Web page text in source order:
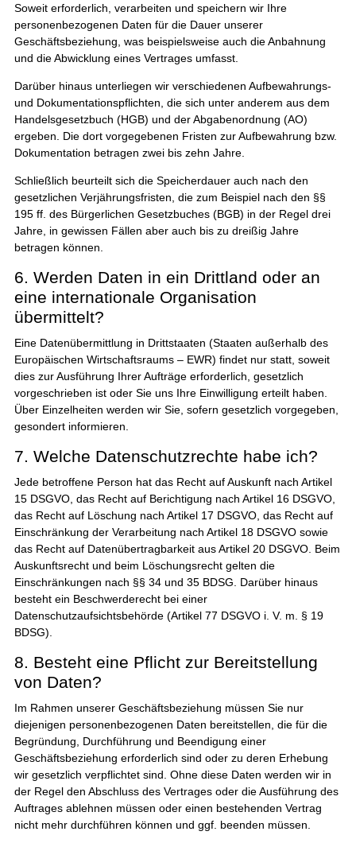
Soweit erforderlich, verarbeiten und speichern wir Ihre
personenbezogenen Daten für die Dauer unserer
Geschäftsbeziehung, was beispielsweise auch die Anbahnung
und die Abwicklung eines Vertrages umfasst.
Darüber hinaus unterliegen wir verschiedenen Aufbewahrungs-
und Dokumentationspflichten, die sich unter anderem aus dem
Handelsgesetzbuch (HGB) und der Abgabenordnung (AO)
ergeben. Die dort vorgegebenen Fristen zur Aufbewahrung bzw.
Dokumentation betragen zwei bis zehn Jahre.
Schließlich beurteilt sich die Speicherdauer auch nach den
gesetzlichen Verjährungsfristen, die zum Beispiel nach den §§
195 ff. des Bürgerlichen Gesetzbuches (BGB) in der Regel drei
Jahre, in gewissen Fällen aber auch bis zu dreißig Jahre
betragen können.
6. Werden Daten in ein Drittland oder an
eine internationale Organisation
übermittelt?
Eine Datenübermittlung in Drittstaaten (Staaten außerhalb des
Europäischen Wirtschaftsraums – EWR) findet nur statt, soweit
dies zur Ausführung Ihrer Aufträge erforderlich, gesetzlich
vorgeschrieben ist oder Sie uns Ihre Einwilligung erteilt haben.
Über Einzelheiten werden wir Sie, sofern gesetzlich vorgegeben,
gesondert informieren.
7. Welche Datenschutzrechte habe ich?
Jede betroffene Person hat das Recht auf Auskunft nach Artikel
15 DSGVO, das Recht auf Berichtigung nach Artikel 16 DSGVO,
das Recht auf Löschung nach Artikel 17 DSGVO, das Recht auf
Einschränkung der Verarbeitung nach Artikel 18 DSGVO sowie
das Recht auf Datenübertragbarkeit aus Artikel 20 DSGVO. Beim
Auskunftsrecht und beim Löschungsrecht gelten die
Einschränkungen nach §§ 34 und 35 BDSG. Darüber hinaus
besteht ein Beschwerderecht bei einer
Datenschutzaufsichtsbehörde (Artikel 77 DSGVO i. V. m. § 19
BDSG).
8. Besteht eine Pflicht zur Bereitstellung
von Daten?
Im Rahmen unserer Geschäftsbeziehung müssen Sie nur
diejenigen personenbezogenen Daten bereitstellen, die für die
Begründung, Durchführung und Beendigung einer
Geschäftsbeziehung erforderlich sind oder zu deren Erhebung
wir gesetzlich verpflichtet sind. Ohne diese Daten werden wir in
der Regel den Abschluss des Vertrages oder die Ausführung des
Auftrages ablehnen müssen oder einen bestehenden Vertrag
nicht mehr durchführen können und ggf. beenden müssen.